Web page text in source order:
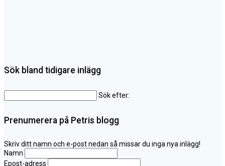
Sök bland tidigare inlägg
Sök efter:
Prenumerera på Petris blogg
Skriv ditt namn och e-post nedan så missar du inga nya inlägg!
Namn
Epost-adress